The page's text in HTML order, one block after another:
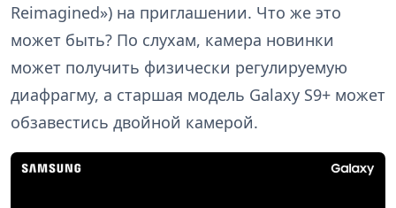
Reimagined») на приглашении. Что же это
может быть? По слухам, камера новинки
может получить физически регулируемую
диафрагму, а старшая модель Galaxy S9+ может
обзавестись двойной камерой.